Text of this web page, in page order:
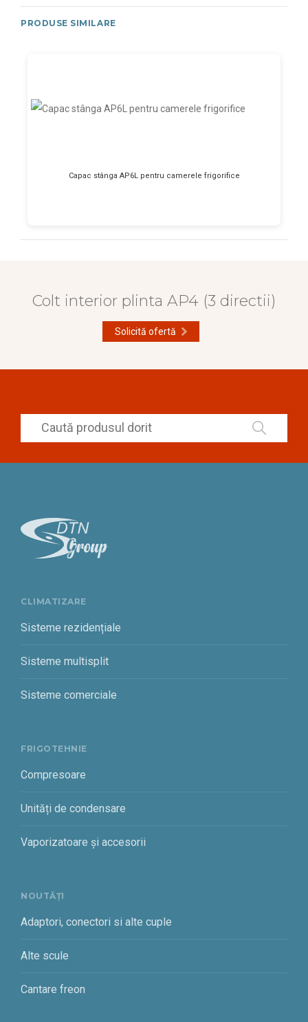
PRODUSE SIMILARE
Capac stânga AP6L pentru camerele frigorifice
Colt interior plinta AP4 (3 directii)
Solicită ofertă
CLIMATIZARE
Sisteme rezidențiale
Sisteme multisplit
Sisteme comerciale
FRIGOTEHNIE
Compresoare
Unități de condensare
Vaporizatoare și accesorii
NOUTĂȚI
Adaptori, conectori si alte cuple
Alte scule
Cantare freon